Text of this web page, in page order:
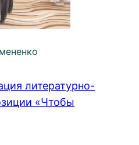
литературно-
«Чтобы